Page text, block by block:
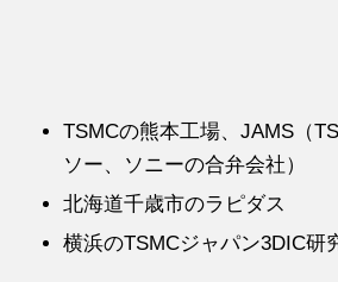
TSMCの熊本工場、JAMS（
ソー、ソニーの合弁会社）
北海道千歳市のラピダス
横浜のTSMCジャパン3DIC研